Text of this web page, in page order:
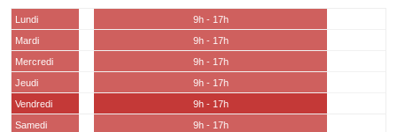
Lundi
9h - 17h
Mardi
9h - 17h
Mercredi
9h - 17h
Jeudi
9h - 17h
Vendredi
9h - 17h
Samedi
9h - 17h